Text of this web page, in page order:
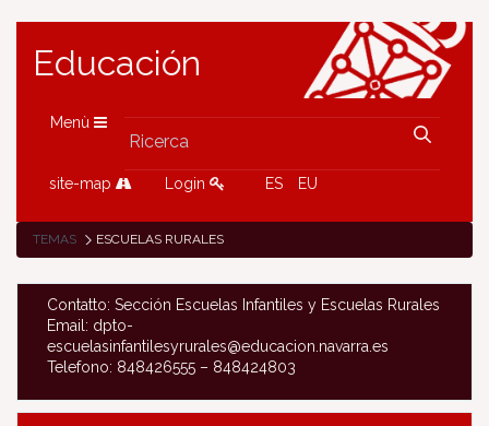
Educación
Menù
site-map Login ES EU
TEMAS ESCUELAS RURALES
Contatto: Sección Escuelas Infantiles y Escuelas Rurales
Email: dpto-
escuelasinfantilesyrurales@educacion.navarra.es
Telefono: 848426555 – 848424803